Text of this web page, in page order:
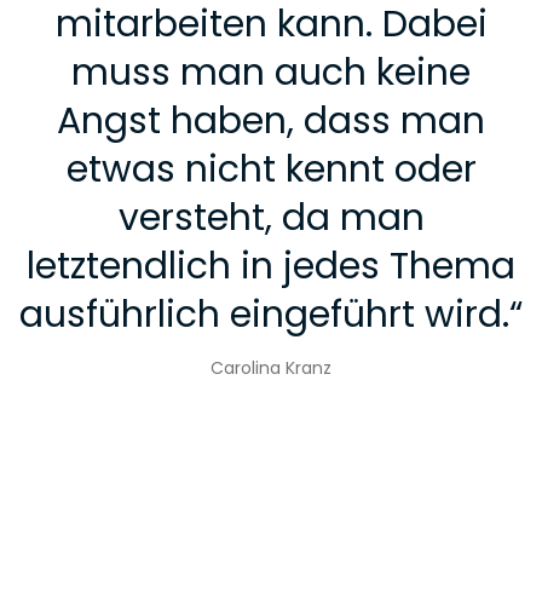
mitarbeiten kann. Dabei
muss man auch keine
Angst haben, dass man
etwas nicht kennt oder
versteht, da man
letztendlich in jedes Thema
ausführlich eingeführt wird.“
Carolina Kranz